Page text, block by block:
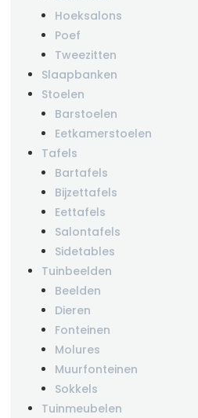
Hoeksalons
Poef
Tweezitten
Slaapbanken
Stoelen
Barstoelen
Eetkamerstoelen
Tafels
Bartafels
Bijzettafels
Eettafels
Salontafels
Sidetables
Tuinbeelden
Beelden
Dieren
Fonteinen
Molures
Muurfonteinen
Sokkels
Tuinmeubelen